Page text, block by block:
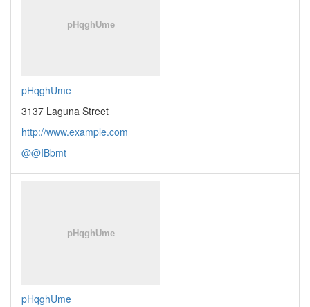
pHqghUme
3137 Laguna Street
http://www.example.com
@@IBbmt
pHqghUme